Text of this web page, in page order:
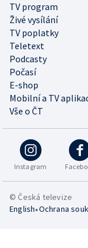
TV program
Živé vysílání
TV poplatky
Teletext
Podcasty
Počasí
E-shop
Mobilní a TV
Vše o ČT
Instagram
© Česká televize
English•Ochrana